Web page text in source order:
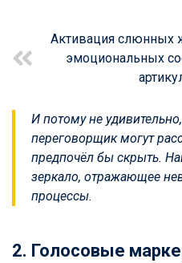
Активация слюнных
эмоциональных
И потому не
переговорщик могут
предпочёл бы скрыть.
зеркало, отражающее
процессы.
2. Голосовые